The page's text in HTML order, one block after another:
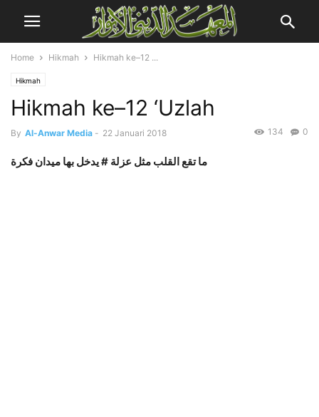
Home Hikmah Hikmah ke–12 ...
Hikmah
Hikmah ke–12 ‘Uzlah
By Al-Anwar Media - 22 Januari 2018 0
134
ما تقع القلب مثل عزلة # يدخل بها ميدان فكرة